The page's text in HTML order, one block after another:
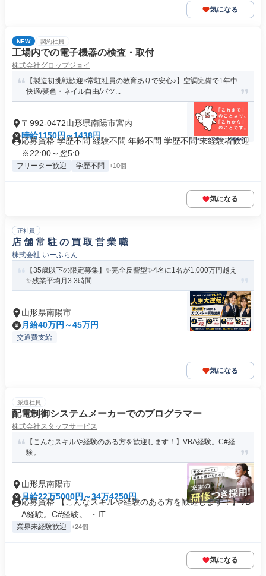
気になる
NEW 契約社員
工場内での電子機器の検査・取付
株式会社グロップジョイ
【製造初挑戦歓迎×常駐社員の教育ありで安心♪】空調完備で1年中
快適/髪色・ネイル自由/バツ...
〒992-0472山形県南陽市宮内
時給1150円～1438円
応募資格 学歴不問 経験不問 年齢不問 学歴不問 未経験者歓迎
※22:00～翌5:0...
フリーター歓迎 学歴不問 +10個
気になる
正社員
店 舗 常 駐 の 買 取 営 業 職
株式会社 いーふらん
【35歳以下の限定募集】✨完全反響型✨4名に1名が1,000万円越え
✨残業平均月3.3時間...
山形県南陽市
月給40万円～45万円
交通費支給
気になる
派遣社員
配電制御システムメーカーでのプログラマー
株式会社スタッフサービス
【こんなスキルや経験のある方を歓迎します！】VBA経験。C#経
験。
山形県南陽市
月給22万5000円～34万4250円
応募資格 【こんなスキルや経験のある方を歓迎します！】VB
A経験。C#経験。 ・IT...
業界未経験歓迎 +24個
気になる